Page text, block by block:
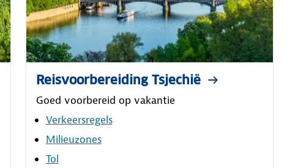
Reisvoorbereiding Tsjechië
Goed voorbereid op vakantie
Verkeersregels
Milieuzones
Tol